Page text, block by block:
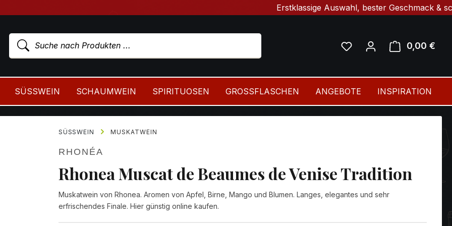
Erstklassige Auswahl, bester Geschmack &
0,00 €
SÜSSWEIN SCHAUMWEIN SPIRITUOSEN GROSSFLASCHEN ANGEBOTE INSPIRATION
SÜSSWEIN MUSKATWEIN
RHONÉA
Rhonea Muscat de Beaumes de Venise Tradition
Muskatwein von Rhonea. Aromen von Apfel, Birne, Mango und Blumen. Langes, elegantes und sehr
erfrischendes Finale. Hier günstig online kaufen.